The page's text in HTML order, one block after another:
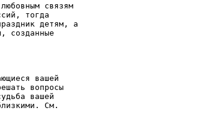
связям
тогда
детям, а
созданные
вашей
вопросы
вашей
См.